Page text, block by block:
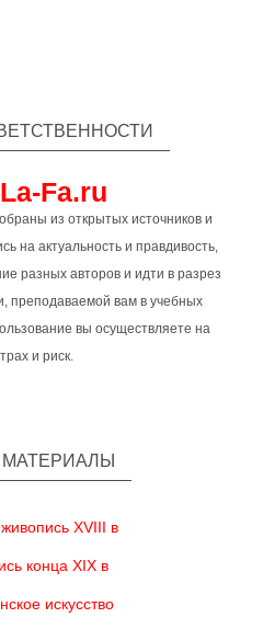
Fa.ru
из открытых источников и
на актуальность и правдивость,
разных авторов и идти в разрез
преподаваемой вам в учебных
вы осуществляете на
и риск.
XVIII в
конца XIX в
искусство